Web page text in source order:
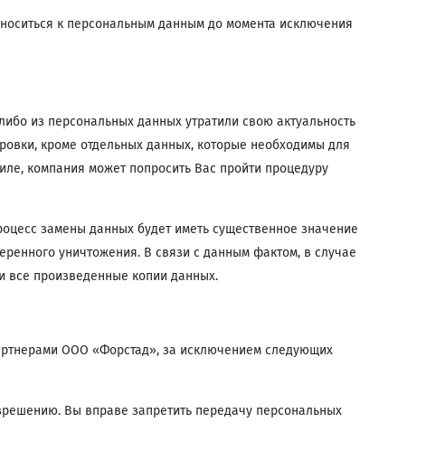
к персональным данным до момента исключения
из персональных данных утратили свою актуальность
кроме отдельных данных, которые необходимы для
компания может попросить Вас пройти процедуру
замены данных будет иметь существенное значение
уничтожения. В связи с данным фактом, в случае
все произведенные копии данных.
ООО «Форстад», за исключением следующих
Вы вправе запретить передачу персональных